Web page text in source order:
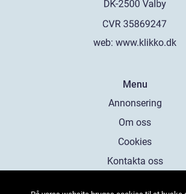
web: www.klikko.dk
Menu
Annonsering
Om oss
Cookies
Kontakta oss